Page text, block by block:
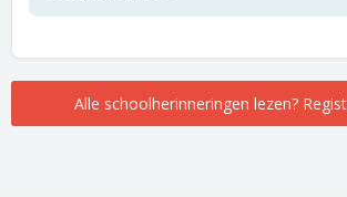
Alle schoolherinneringen lezen?